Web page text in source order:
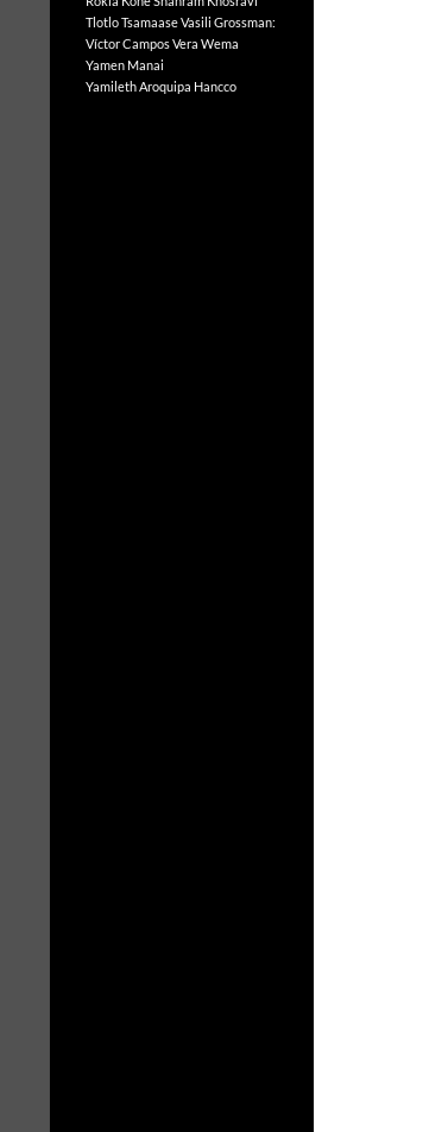
Tlotlo TsamaaseVasili Grossman:
Víctor Campos Vera Wema
Yamen Manai
Yamileth Aroquipa Hancco